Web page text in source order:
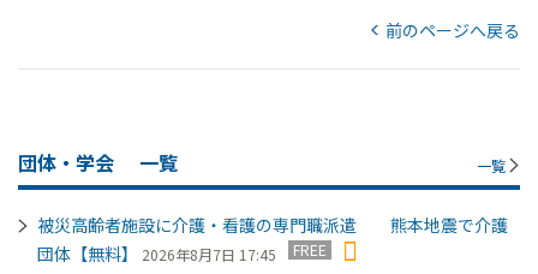
前のページへ戻る
団体・学会 一覧 一覧
被災高齢者施設に介護・看護の専門職派遣 熊本地震で介護
団体【無料】
2026年8月7日 17:45 FREE